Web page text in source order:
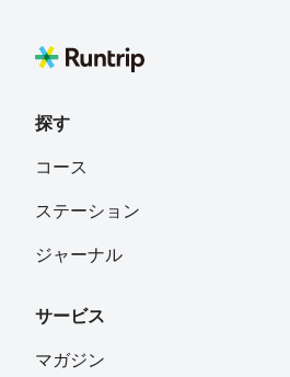
探す
コース
ステーション
ジャーナル
サービス
マガジン